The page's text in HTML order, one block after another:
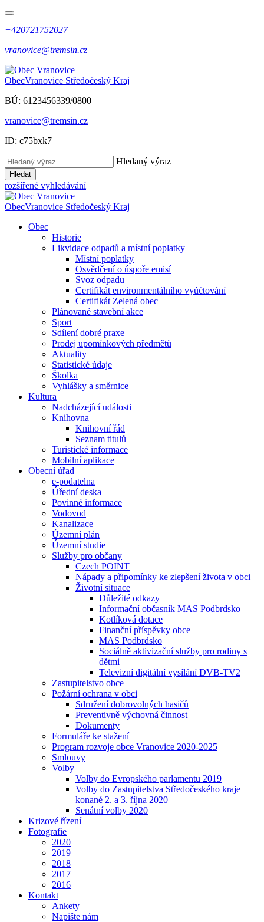
+420721752027
vranovice@tremsin.cz
ObecVranovice Středočeský Kraj
BÚ: 6123456339/0800
vranovice@tremsin.cz
ID: c75bxk7
Hledaný výraz
Hledat
rozšířené vyhledávání
ObecVranovice Středočeský Kraj
Obec
Historie
Likvidace odpadů a místní poplatky
Místní poplatky
Osvědčení o úspoře emisí
Svoz odpadu
Certifikát environmentálního vyúčtování
Certifikát Zelená obec
Plánované stavební akce
Sport
Sdílení dobré praxe
Prodej upomínkových předmětů
Aktuality
Statistické údaje
Školka
Vyhlášky a směrnice
Kultura
Nadcházející události
Knihovna
Knihovní řád
Seznam titulů
Turistické informace
Mobilní aplikace
Obecní úřad
e-podatelna
Úřední deska
Povinné informace
Vodovod
Kanalizace
Územní plán
Územní studie
Služby pro občany
Czech POINT
Nápady a připomínky ke zlepšení života v obci
Životní situace
Důležité odkazy
Informační občasník MAS Podbrdsko
Kotlíková dotace
Finanční příspěvky obce
MAS Podbrdsko
Sociálně aktivizační služby pro rodiny s
dětmi
Televizní digitální vysílání DVB-TV2
Zastupitelstvo obce
Požární ochrana v obci
Sdružení dobrovolných hasičů
Preventivně výchovná činnost
Dokumenty
Formuláře ke stažení
Program rozvoje obce Vranovice 2020-2025
Smlouvy
Volby
Volby do Evropského parlamentu 2019
Volby do Zastupitelstva Středočeského kraje
konané 2. a 3. října 2020
Senátní volby 2020
Krizové řízení
Fotografie
2020
2019
2018
2017
2016
Kontakt
Ankety
Napište nám